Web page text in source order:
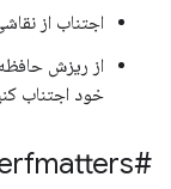
اجتناب از
از ریزش
خود اجتناب
#perfmatters: بهینه سازی عملکرد شبکه